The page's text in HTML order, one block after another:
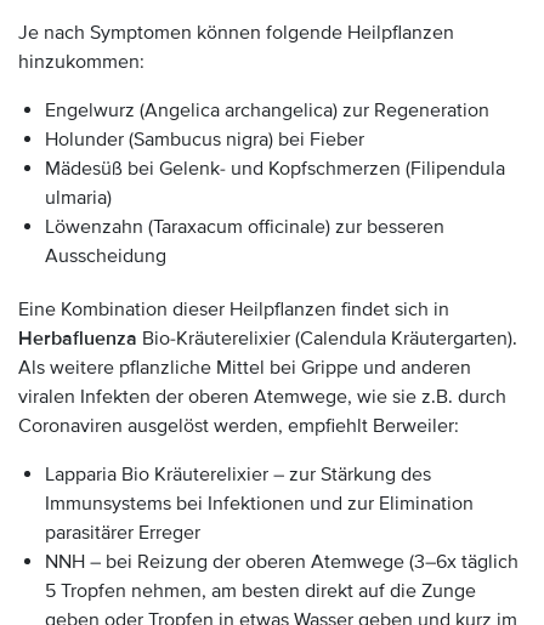
Je nach Symptomen können folgende Heilpflanzen
hinzukommen:
Engelwurz (Angelica archangelica) zur Regeneration
Holunder (Sambucus nigra) bei Fieber
Mädesüß bei Gelenk- und Kopfschmerzen (Filipendula
ulmaria)
Löwenzahn (Taraxacum officinale) zur besseren
Ausscheidung
Eine Kombination dieser Heilpflanzen findet sich in
Herbafluenza Bio-Kräuterelixier (Calendula Kräutergarten).
Als weitere pflanzliche Mittel bei Grippe und anderen
viralen Infekten der oberen Atemwege, wie sie z.B. durch
Coronaviren ausgelöst werden, empfiehlt Berweiler:
Lapparia Bio Kräuterelixier – zur Stärkung des
Immunsystems bei Infektionen und zur Elimination
parasitärer Erreger
NNH – bei Reizung der oberen Atemwege (3–6x täglich
5 Tropfen nehmen, am besten direkt auf die Zunge